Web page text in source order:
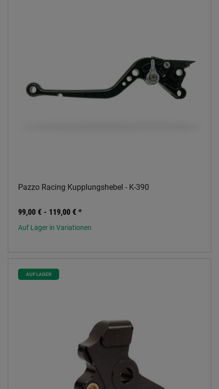
Pazzo Racing Kupplungshebel - K-390
99,00 € - 119,00 € *
Auf Lager in Variationen
AUF LAGER